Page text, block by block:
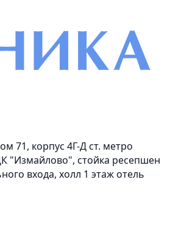
71, корпус 4Г-Д ст. метро
"Измайлово", стойка ресепшен
входа, холл 1 этаж отель